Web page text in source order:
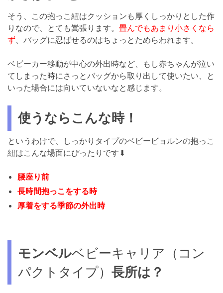
そう、この抱っこ紐はクッションも厚くしっかりとした作
りなので、とても嵩張ります。 畳んでもあまり小さくなら
ず 、バッグに忍ばせるのはちょっとためらわれます。
ベビーカー移動が中心の外出時など、もし赤ちゃんが泣い
てしまった時にさっとバッグから取り出して使いたい、と
いった場合には向いていないなと感じます。
使うならこんな時！
というわけで、しっかりタイプのベビービョルンの抱っこ
紐はこんな場面にぴったりです⬇︎
腰座り前
長時間抱っこをする時
厚着をする季節の外出時
モンベルベビーキャリア（コン
パクトタイプ） 長所は？